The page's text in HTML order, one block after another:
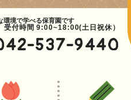
環境で学べる保育園です
受付時間 9:00~18:00(土日祝休）
537-9440